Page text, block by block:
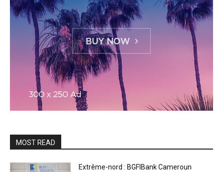
MOST READ
Extrême-nord : BGFIBank Cameroun